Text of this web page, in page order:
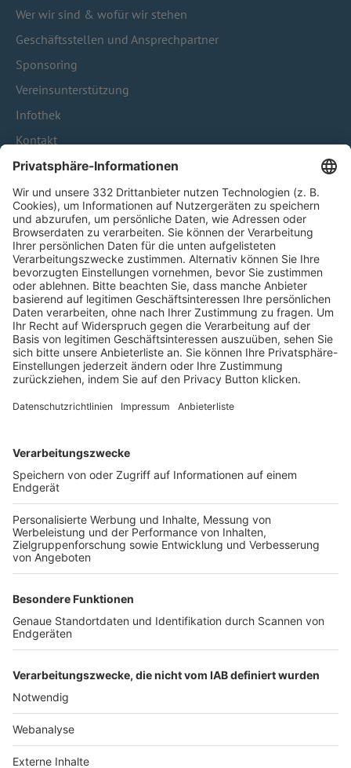
Wer wir sind & wofür wir stehen
Geschäftsstellen und Ansprechpartner
Sponsoring
Vereinsunterstützung
Infothek
Kontakt
HÄUFIG BESUCHTE SEITEN
Pässe und Vereinswechsel
Trainerausbildung
Schulungsangebot Vereinsmitarbeiter
BFV-Geschäftsstellen
Trainerbörse
Login SpielPlus
FOLGE DEM BFV
TOP-VEREINE
TOP-PARTNER
Nutzungsbedingungen Datenschutz Impressum